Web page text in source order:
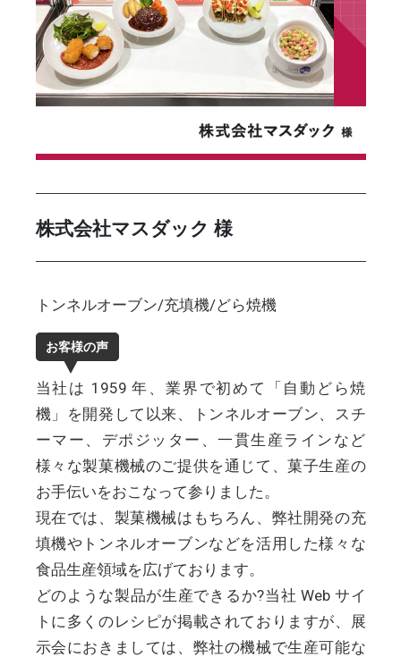
株式会社マスダック 様
トンネルオーブン/充填機/どら焼機
お客様の声
当社は 1959 年、業界で初めて「自動どら焼
機」を開発して以来、トンネルオーブン、スチ
ーマー、デポジッター、一貫生産ラインなど
様々な製菓機械のご提供を通じて、菓子生産の
お手伝いをおこなって参りました。
現在では、製菓機械はもちろん、弊社開発の充
填機やトンネルオーブンなどを活用した様々な
食品生産領域を広げております。
どのような製品が生産できるか?当社 Web サイ
トに多くのレシピが掲載されておりますが、展
示会におきましては、弊社の機械で生産可能な